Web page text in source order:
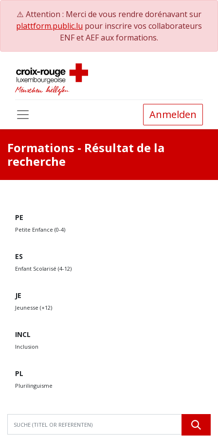
⚠️ Attention : Merci de vous rendre dorénavant sur
plattform.public.lu pour inscrire vos collaborateurs
ENF et AEF aux formations.
Anmelden
Formations - Résultat de la
recherche
PE
Petite Enfance (0-4)
ES
Enfant Scolarisé (4-12)
JE
Jeunesse (+12)
INCL
Inclusion
PL
Plurilinguisme